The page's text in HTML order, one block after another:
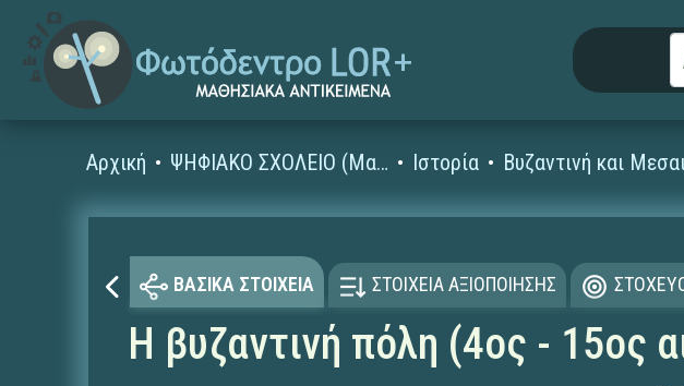
Αρχική ΨΗΦΙΑΚΟ ΣΧΟΛΕΙΟ (Μαθησιακά Αντικείμενα) Ιστορία
ΒΑΣΙΚΑ ΣΤΟΙΧΕΙΑ ΣΤΟΙΧΕΙΑ ΑΞΙΟΠΟΙΗΣΗΣ
Η βυζαντινή πόλη (4ος - 15ος